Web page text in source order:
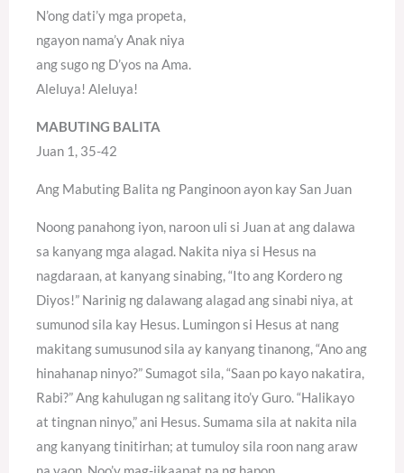
N’ong dati’y mga propeta,
ngayon nama’y Anak niya
ang sugo ng D’yos na Ama.
Aleluya! Aleluya!
MABUTING BALITA
Juan 1, 35-42
Ang Mabuting Balita ng Panginoon ayon kay San Juan
Noong panahong iyon, naroon uli si Juan at ang dalawa
sa kanyang mga alagad. Nakita niya si Hesus na
nagdaraan, at kanyang sinabing, “Ito ang Kordero ng
Diyos!” Narinig ng dalawang alagad ang sinabi niya, at
sumunod sila kay Hesus. Lumingon si Hesus at nang
makitang sumusunod sila ay kanyang tinanong, “Ano ang
hinahanap ninyo?” Sumagot sila, “Saan po kayo nakatira,
Rabi?” Ang kahulugan ng salitang ito’y Guro. “Halikayo
at tingnan ninyo,” ani Hesus. Sumama sila at nakita nila
ang kanyang tinitirhan; at tumuloy sila roon nang araw